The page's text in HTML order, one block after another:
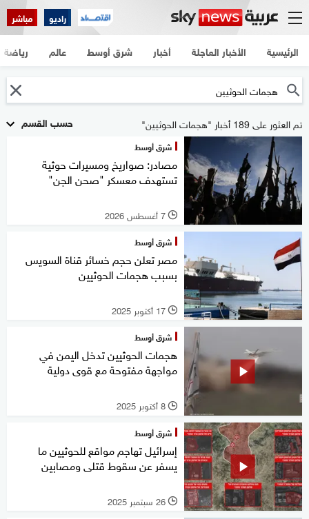
راديو مباشر
الرئيسية الأخبار العاجلة أخبار شرق أوسط عالم رياضة
حسب القسم تم العثور على 189 أخبار "هجمات الحوثيين"
شرق أوسط
مصادر: صواريخ ومسيرات حوثية
تستهدف معسكر "صحن الجن"
l 7 أغسطس 2026
شرق أوسط
مصر تعلن حجم خسائر قناة السويس
بسبب هجمات الحوثيين
l 17 أكتوبر 2025
شرق أوسط
هجمات الحوثيين تدخل اليمن في
مواجهة مفتوحة مع قوى دولية
l 8 أكتوبر 2025
شرق أوسط
إسرائيل تهاجم مواقع للحوثيين ما
يسفر عن سقوط قتلى ومصابين
l 26 سبتمبر 2025